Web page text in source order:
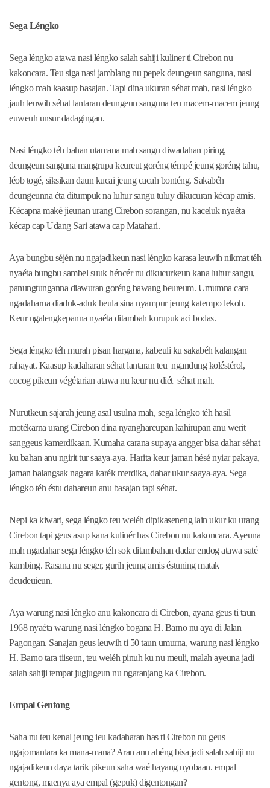
Sega Léngko
Sega léngko atawa nasi léngko salah sahiji kuliner ti Cirebon nu
kakoncara. Teu siga nasi jamblang nu pepek deungeun sanguna, nasi
léngko mah kaasup basajan. Tapi dina ukuran séhat mah, nasi léngko
jauh leuwih séhat lantaran deungeun sanguna teu macem-macem jeung
euweuh unsur dadagingan.
Nasi léngko téh bahan utamana mah sangu diwadahan piring,
deungeun sanguna mangrupa keureut goréng témpé jeung goréng tahu,
léob togé, siksikan daun kucai jeung cacah bonténg. Sakabéh
deungeunna éta ditumpuk na luhur sangu tuluy dikucuran kécap amis.
Kécapna maké jieunan urang Cirebon sorangan, nu kaceluk nyaéta
kécap cap Udang Sari atawa cap Matahari.
Aya bungbu séjén nu ngajadikeun nasi léngko karasa leuwih nikmat téh
nyaéta bungbu sambel suuk héncér nu dikucurkeun kana luhur sangu,
panungtunganna diawuran goréng bawang beureum. Umumna cara
ngadaharna diaduk-aduk heula sina nyampur jeung katempo lekoh.
Keur ngalengkepanna nyaéta ditambah kurupuk aci bodas.
Sega léngko téh murah pisan hargana, kabeuli ku sakabéh kalangan
rahayat. Kaasup kadaharan séhat lantaran teu ngandung koléstérol,
cocog pikeun végétarian atawa nu keur nu diét séhat mah.
Nurutkeun sajarah jeung asal usulna mah, sega léngko téh hasil
motékarna urang Cirebon dina nyanghareupan kahirupan anu werit
sanggeus kamerdikaan. Kumaha carana supaya angger bisa dahar séhat
ku bahan anu ngirit tur saaya-aya. Harita keur jaman hésé nyiar pakaya,
jaman balangsak nagara karék merdika, dahar ukur saaya-aya. Sega
léngko téh éstu dahareun anu basajan tapi séhat.
Nepi ka kiwari, sega léngko teu weléh dipikaseneng lain ukur ku urang
Cirebon tapi geus asup kana kulinér has Cirebon nu kakoncara. Ayeuna
mah ngadahar sega léngko téh sok ditambahan dadar endog atawa saté
kambing. Rasana nu seger, gurih jeung amis éstuning matak
deudeuieun.
Aya warung nasi léngko anu kakoncara di Cirebon, ayana geus ti taun
1968 nyaéta warung nasi léngko bogana H. Barno nu aya di Jalan
Pagongan. Sanajan geus leuwih ti 50 taun umurna, warung nasi léngko
H. Barno tara tiiseun, teu weléh pinuh ku nu meuli, malah ayeuna jadi
salah sahiji tempat jugjugeun nu ngaranjang ka Cirebon.
Empal Gentong
Saha nu teu kenal jeung ieu kadaharan has ti Cirebon nu geus
ngajomantara ka mana-mana? Aran anu ahéng bisa jadi salah sahiji nu
ngajadikeun daya tarik pikeun saha waé hayang nyobaan. empal
gentong, maenya aya empal (gepuk) digentongan?